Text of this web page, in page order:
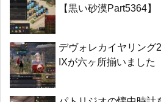
【黒い砂漠Part5364】
デヴォレカイヤリング
IXが六ヶ所揃いました